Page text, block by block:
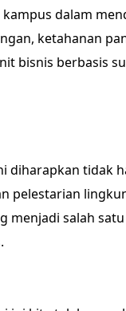
dalam
ketahanan
bisnis berbasis
diharapkan tidak
pelestarian
menjadi salah